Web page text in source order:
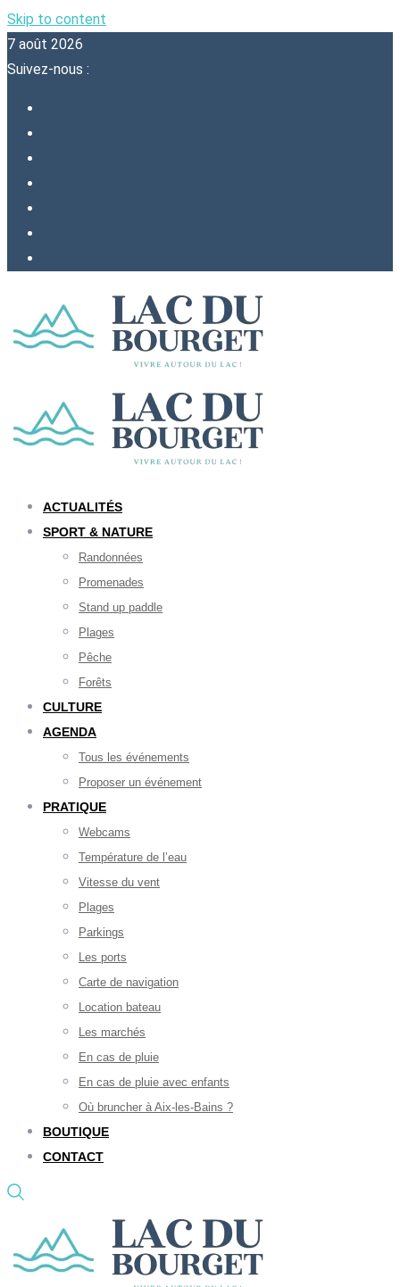
Skip to content
7 août 2026
Suivez-nous :
ACTUALITÉS
SPORT & NATURE
Randonnées
Promenades
Stand up paddle
Plages
Pêche
Forêts
CULTURE
AGENDA
Tous les événements
Proposer un événement
PRATIQUE
Webcams
Température de l’eau
Vitesse du vent
Plages
Parkings
Les ports
Carte de navigation
Location bateau
Les marchés
En cas de pluie
En cas de pluie avec enfants
Où bruncher à Aix-les-Bains ?
BOUTIQUE
CONTACT